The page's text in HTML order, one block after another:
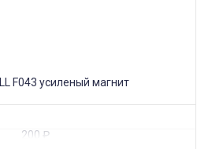
F043 усиленый магнит
200 ₽